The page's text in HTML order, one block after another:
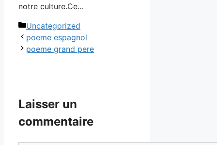
notre culture.Ce…
Catégories
Uncategorized
poeme espagnol
poeme grand pere
Laisser un
commentaire